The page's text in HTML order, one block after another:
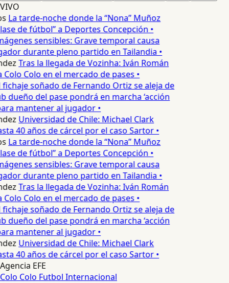
VIVO
La tarde-noche donde la “Nona” Muñoz
de fútbol” a Deportes Concepción •
sensibles: Grave temporal causa
durante pleno partido en Tailandia •
Tras la llegada de Vozinha: Iván Román
Colo en el mercado de pases •
fichaje soñado de Fernando Ortiz se aleja de
dueño del pase pondrá en marcha ‘acción
mantener al jugador •
Universidad de Chile: Michael Clark
40 años de cárcel por el caso Sartor •
La tarde-noche donde la “Nona” Muñoz
de fútbol” a Deportes Concepción •
sensibles: Grave temporal causa
durante pleno partido en Tailandia •
Tras la llegada de Vozinha: Iván Román
Colo en el mercado de pases •
fichaje soñado de Fernando Ortiz se aleja de
dueño del pase pondrá en marcha ‘acción
mantener al jugador •
Universidad de Chile: Michael Clark
40 años de cárcel por el caso Sartor •
Agencia EFE
Colo Colo Futbol Internacional